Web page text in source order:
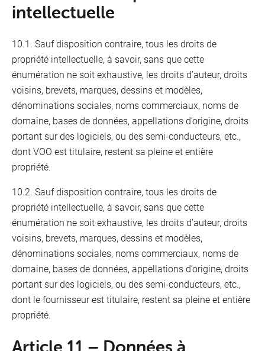
intellectuelle
10.1. Sauf disposition contraire, tous les droits de
propriété intellectuelle, à savoir, sans que cette
énumération ne soit exhaustive, les droits d’auteur, droits
voisins, brevets, marques, dessins et modèles,
dénominations sociales, noms commerciaux, noms de
domaine, bases de données, appellations d’origine, droits
portant sur des logiciels, ou des semi-conducteurs, etc.,
dont VOO est titulaire, restent sa pleine et entière
propriété.
10.2. Sauf disposition contraire, tous les droits de
propriété intellectuelle, à savoir, sans que cette
énumération ne soit exhaustive, les droits d’auteur, droits
voisins, brevets, marques, dessins et modèles,
dénominations sociales, noms commerciaux, noms de
domaine, bases de données, appellations d’origine, droits
portant sur des logiciels, ou des semi-conducteurs, etc.,
dont le fournisseur est titulaire, restent sa pleine et entière
propriété.
Article 11 – Données à